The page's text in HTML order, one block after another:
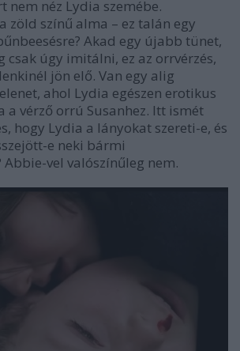
nem néz Lydia szemébe.
zöld színű alma – ez talán egy
Akad egy újabb tünet,
csak úgy imitálni, ez az orrvérzés,
jön elő. Van egy alig
ahol Lydia egészen erotikus
a vérző orrú Susanhez. Itt ismét
hogy Lydia a lányokat szereti-e, és
e neki bármi
vel valószínűleg nem.